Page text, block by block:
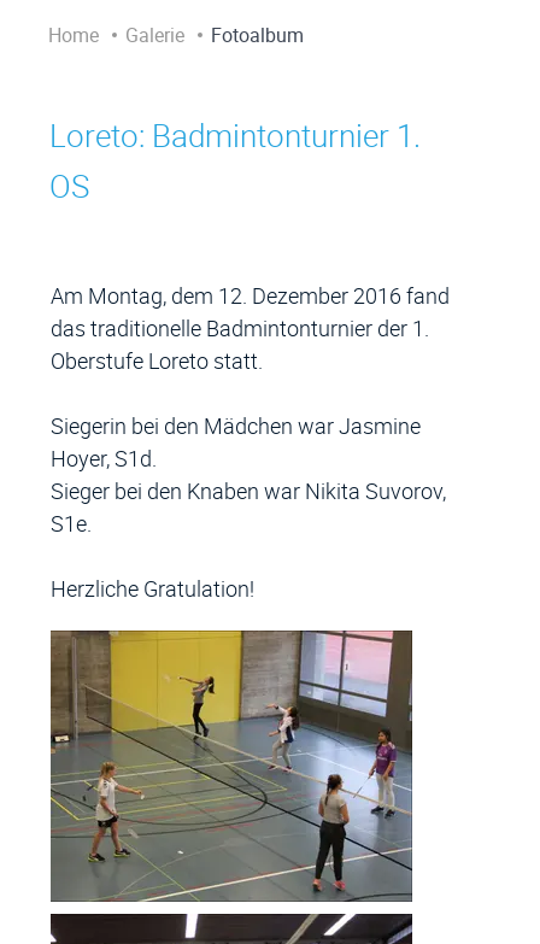
Home Galerie Fotoalbum
Loreto: Badmintonturnier 1.
OS
Am Montag, dem 12. Dezember 2016 fand
das traditionelle Badmintonturnier der 1.
Oberstufe Loreto statt.
Siegerin bei den Mädchen war Jasmine
Hoyer, S1d.
Sieger bei den Knaben war Nikita Suvorov,
S1e.
Herzliche Gratulation!
Zugehörige Objekte